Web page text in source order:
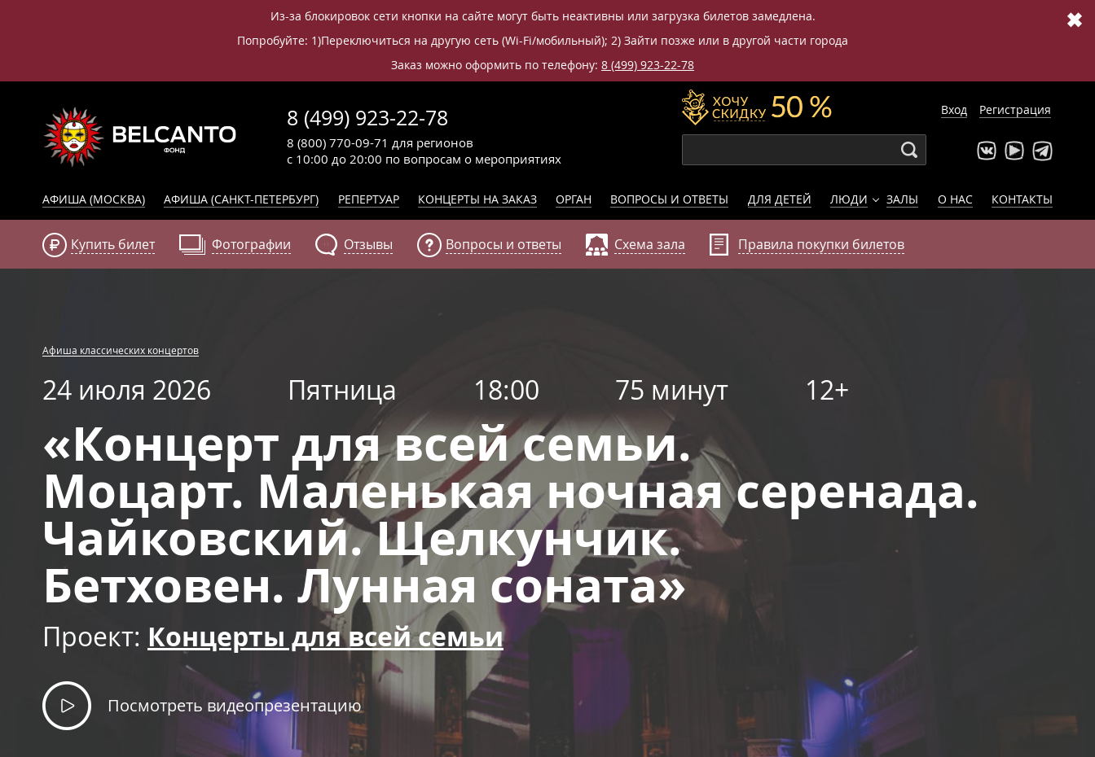
Из-за блокировок сети кнопки на сайте могут быть неактивны или загрузка билетов замедлена.
Попробуйте: 1)Переключиться на другую сеть (Wi-Fi/мобильный); 2) Зайти позже или в другой части города
Заказ можно оформить по телефону: 8 (499) 923-22-78
✖
8 (499) 923-22-78
с 10:00 до 20:00 по вопросам о мероприятиях
8 (800) 770-09-71 для регионов
Вход Регистрация
АФИША (МОСКВА) АФИША (САНКТ-ПЕТЕРБУРГ) РЕПЕРТУАР КОНЦЕРТЫ НА ЗАКАЗ ОРГАН ВОПРОСЫ И ОТВЕТЫ ДЛЯ ДЕТЕЙ ЛЮДИ ЗАЛЫ О НАС КОНТАКТЫ
Купить билет Фотографии Отзывы Вопросы и ответы Схема зала Правила покупки билетов
Афиша классических концертов
24 июля 2026 Пятница 18:00 75 минут 12+
«Концерт для всей семьи.
Моцарт. Маленькая ночная серенада.
Чайковский. Щелкунчик.
Бетховен. Лунная соната»
Проект: Концерты для всей семьи
Посмотреть видеопрезентацию